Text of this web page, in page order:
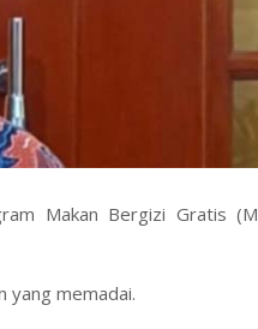
Makan Bergizi Gratis
yang memadai.